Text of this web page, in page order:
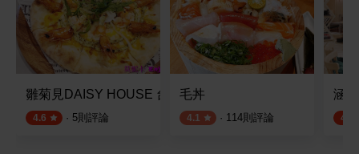
雛菊見DAISY HOUSE 台南國賓店
4.6 · 5則評論
毛丼
4.1 · 114則評論
涵
4.8